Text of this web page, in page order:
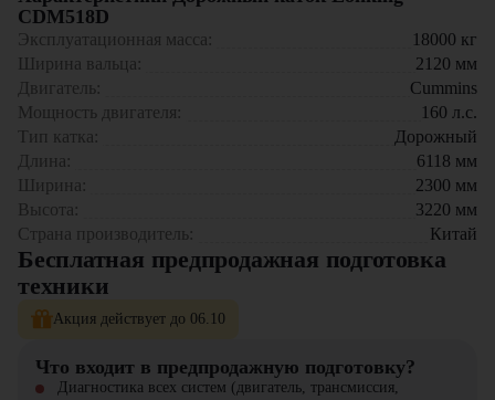
Высокая производительность
широкая зона уплотнения
Надежность и долговечность
качественные компоненты и
обеспечивают длительный
эргономичная кабина с
Экономичность
оптимизированный расход
топлива снижает
Области применения дорожного катка Lonking CDM518D:
Строительство и ремонт автомобильных дорог
уплотнение асфальтобетонных покрытий.
Подготовка оснований
Благоустройство территорий– работы в парках, пешеходных
зонах, городских дворах.
CDM518D
Эксплуатационная масса: 18000 кг
Ширина вальца:
2120 мм
Двигатель:
Cummins
Мощность двигателя:
160 л.с.
Тип катка:
Дорожный
Длина:
6118 мм
Ширина:
2300 мм
Высота:
3220 мм
Страна производитель:
Китай
Бесплатная предпродажная подготовка
техники
Акция действует до 06.10
Что входит в предпродажную подготовку?
Диагностика всех систем (двигатель, трансмиссия,